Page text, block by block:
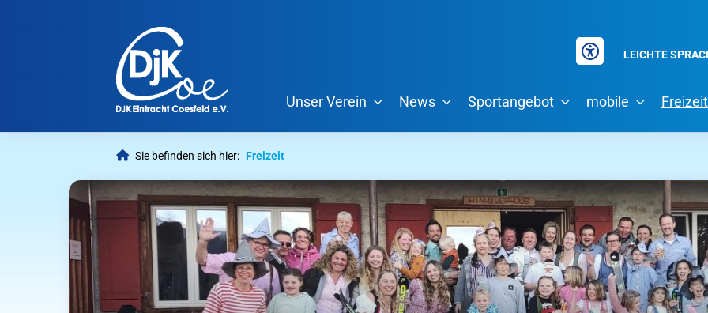
LEICHTE
Unser Verein News Sportangebot mobile Freizeit
Sie befinden sich hier: Freizeit